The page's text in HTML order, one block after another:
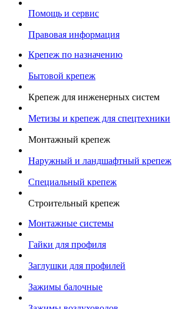
Помощь и сервис
Правовая информация
Крепеж по назначению
Бытовой крепеж
Крепеж для инженерных систем
Метизы и крепеж для спецтехники
Монтажный крепеж
Наружный и ландшафтный крепеж
Специальный крепеж
Строительный крепеж
Монтажные системы
Гайки для профиля
Заглушки для профилей
Зажимы балочные